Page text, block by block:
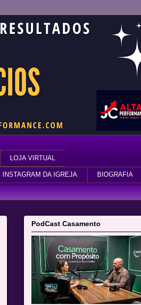
LOJA VIRTUAL
INSTAGRAM DA IGREJA BIOGRAFIA
PodCast Casamento